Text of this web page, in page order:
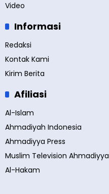
Video
Informasi
Redaksi
Kontak Kami
Kirim Berita
Afiliasi
Al-Islam
Ahmadiyah Indonesia
Ahmadiyya Press
Muslim Television Ahmadiyya
Al-Hakam